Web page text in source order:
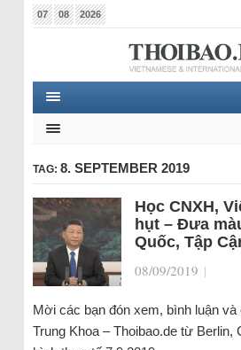
07 08 2026
TAG: 8. SEPTEMBER 2019
Học CNXH,
hụt – Đưa
Quốc, Tập
08/09/2019 |
Mời các bạn đón xem, bình luận và
Trung Khoa – Thoibao.de từ